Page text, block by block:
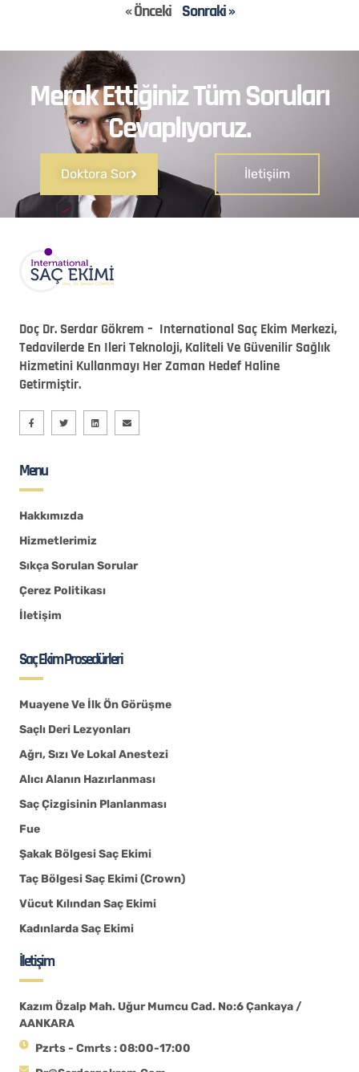
« Önceki Sonraki »
Merak Ettiğiniz Tüm Soruları
Cevaplıyoruz.
Doktora Sor İletişiim
Doç Dr. Serdar Gökrem – International Saç Ekim Merkezi,
Tedavilerde En Ileri Teknoloji, Kaliteli Ve Güvenilir Sağlık
Hizmetini Kullanmayı Her Zaman Hedef Haline
Getirmiştir.
Menu
Hakkımızda
Hizmetlerimiz
Sıkça Sorulan Sorular
Çerez Politikası
İletişim
Saç Ekim Prosedürleri
Muayene Ve İlk Ön Görüşme
Saçlı Deri Lezyonları
Ağrı, Sızı Ve Lokal Anestezi
Alıcı Alanın Hazırlanması
Saç Çizgisinin Planlanması
Fue
Şakak Bölgesi Saç Ekimi
Taç Bölgesi Saç Ekimi (Crown)
Vücut Kılından Saç Ekimi
Kadınlarda Saç Ekimi
İletişim
Kazım Özalp Mah. Uğur Mumcu Cad. No:6 Çankaya /
AANKARA
Pzrts - Cmrts : 08:00-17:00